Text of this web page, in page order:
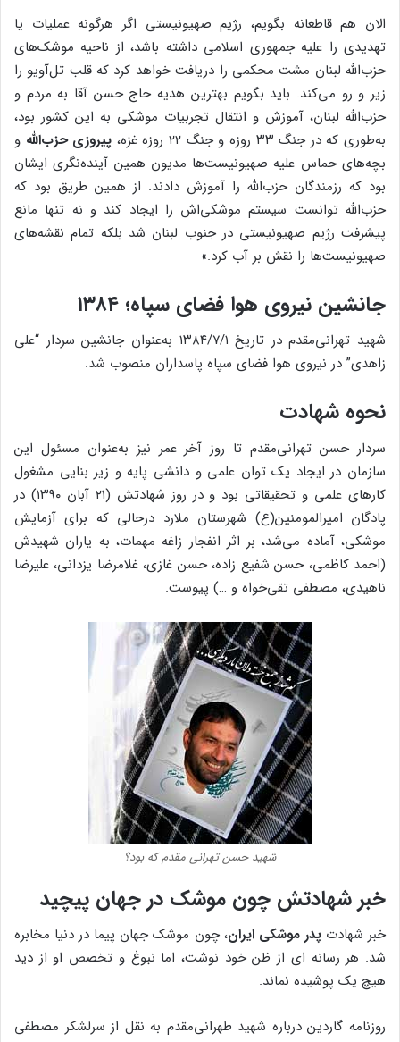
الان هم قاطعانه بگویم، رژیم صهیونیستی اگر هرگونه عملیات یا
تهدیدی را علیه جمهوری اسلامی داشته باشد، از ناحیه موشک‌های
حزب‌الله لبنان مشت محکمی را دریافت خواهد کرد که قلب تل‌آویو را
زیر و رو می‌کند. باید بگویم بهترین هدیه حاج حسن آقا به مردم و
حزب‌الله لبنان، آموزش و انتقال تجربیات موشکی به این کشور بود،
به‌طوری که در جنگ ۳۳ روزه و جنگ ۲۲ روزه غزه،
پیروزی حزب‌الله و
بچه‌های حماس علیه صهیونیست‌ها مدیون همین آینده‌نگری ایشان
بود که رزمندگان حزب‌الله را آموزش دادند. از همین طریق بود که
حزب‌الله توانست سیستم موشکی‌اش را ایجاد کند و نه تنها مانع
پیشرفت رژیم صهیونیستی در جنوب لبنان شد بلکه تمام نقشه‌های
صهیونیست‌ها را نقش بر آب کرد.»
جانشین نیروی هوا فضای سپاه؛ ۱۳۸۴
شهید تهرانی‌مقدم در تاریخ ۱۳۸۴/۷/۱ به‌عنوان جانشین سردار “علی
زاهدی” در نیروی هوا فضای سپاه پاسداران منصوب شد.
نحوه شهادت
سردار حسن تهرانی‌مقدم تا روز آخر عمر نیز به‌عنوان مسئول این
سازمان در ایجاد یک توان علمی و دانشی پایه و زیر بنایی مشغول
کارهای علمی و تحقیقاتی بود و در روز شهادتش (۲۱ آبان ۱۳۹۰) در
پادگان امیرالمومنین(ع) شهرستان ملارد درحالی که برای آزمایش
موشکی، آماده می‌شد، بر اثر انفجار زاغه مهمات، به یاران شهیدش
(احمد کاظمی، حسن شفیع زاده، حسن غازی،‌ غلامرضا یزدانی، علیرضا
ناهیدی، مصطفی تقی‌خواه و …) پیوست.
شهید حسن تهرانی مقدم که بود؟
خبر شهادتش چون موشک در جهان پیچید
خبر شهادتپدر موشکی ایران، چون موشک جهان پیما در دنیا مخابره
شد. هر رسانه ای از ظن خود نوشت، اما نبوغ و تخصص او از دید
هیچ یک پوشیده نماند.
روزنامه گاردین درباره شهید طهرانی‌مقدم به نقل از سرلشکر مصطفی